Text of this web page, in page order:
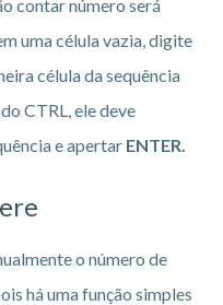
contar número será
uma célula vazia, digite
célula da sequência
CTRL, ele deve
e apertar ENTER.
o número de
há uma função simples